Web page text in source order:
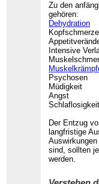
Zu den
gehören:
Dehydration
Intensive
Psychosen
Müdigkeit
Angst
Schlaflosigkeit
Der Entzug
langfristige
sind, sollten
werden.